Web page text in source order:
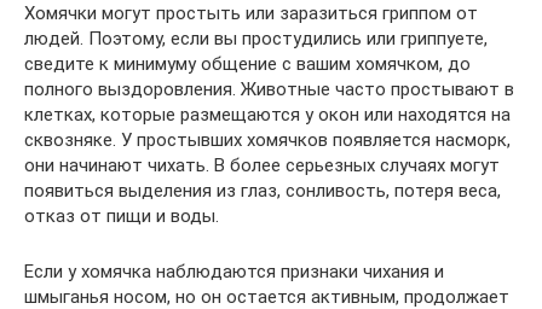
Хомячки могут простыть или заразиться гриппом от
людей. Поэтому, если вы простудились или гриппуете,
сведите к минимуму общение с вашим хомячком, до
полного выздоровления. Животные часто простывают в
клетках, которые размещаются у окон или находятся на
сквозняке. У простывших хомячков появляется насморк,
они начинают чихать. В более серьезных случаях могут
появиться выделения из глаз, сонливость, потеря веса,
отказ от пищи и воды.
Если у хомячка наблюдаются признаки чихания и
шмыганья носом, но он остается активным, продолжает